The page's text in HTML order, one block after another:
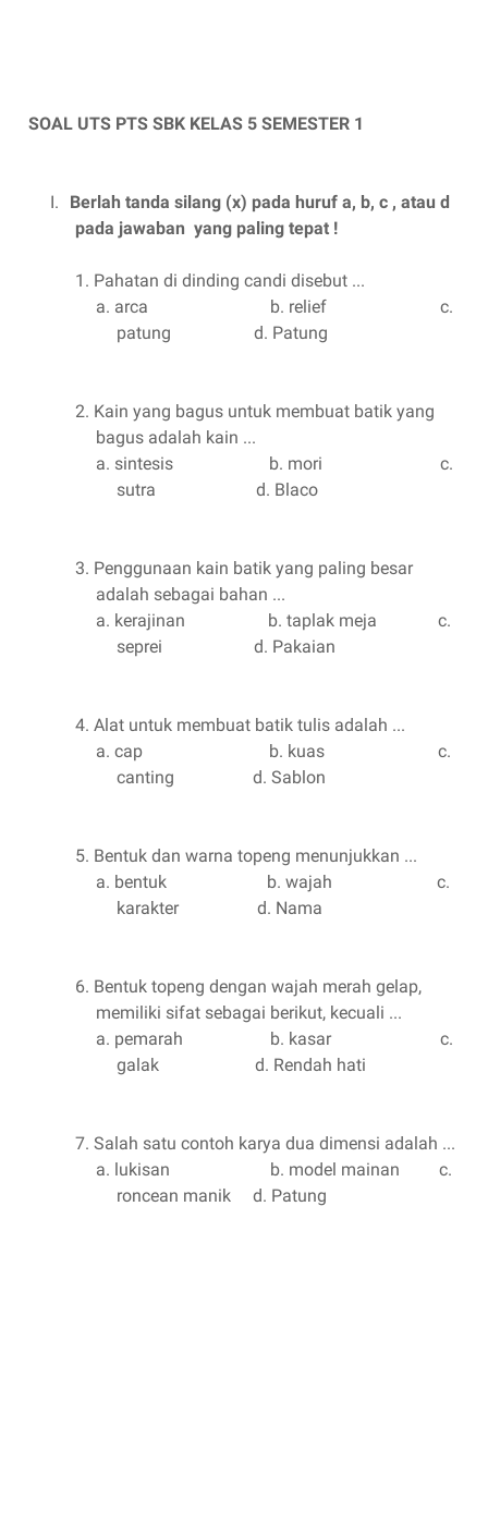
SOAL UTS PTS SBK KELAS 5 SEMESTER 1
I.
Berlah tanda silang (x) pada huruf a, b, c , atau d
pada jawaban yang paling tepat !
1. Pahatan di dinding candi disebut ...
a. arca b. relief
c.
patung
d. Patung
2. Kain yang bagus untuk membuat batik yang
bagus adalah kain ...
a. sintesis b. mori
c.
sutra
d. Blaco
3. Penggunaan kain batik yang paling besar
adalah sebagai bahan ...
a. kerajinan b. taplak meja
c.
seprei
d. Pakaian
4. Alat untuk membuat batik tulis adalah ...
a. cap b. kuas
c.
canting
d. Sablon
5. Bentuk dan warna topeng menunjukkan ...
a. bentuk b. wajah
c.
karakter
d. Nama
6. Bentuk topeng dengan wajah merah gelap,
memiliki sifat sebagai berikut, kecuali ...
a. pemarah b. kasar
c.
galak
d. Rendah hati
7. Salah satu contoh karya dua dimensi adalah ...
a. lukisan b. model mainan
c.
roncean manik
d. Patung